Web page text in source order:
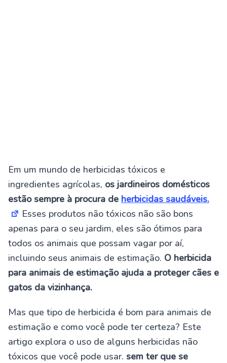
Em um mundo de herbicidas tóxicos e
ingredientes agrícolas, os jardineiros domésticos
estão sempre à procura de herbicidas saudáveis.
Esses produtos não tóxicos não são bons
apenas para o seu jardim, eles são ótimos para
todos os animais que possam vagar por aí,
incluindo seus animais de estimação. O herbicida
para animais de estimação ajuda a proteger cães e
gatos da vizinhança.
Mas que tipo de herbicida é bom para animais de
estimação e como você pode ter certeza? Este
artigo explora o uso de alguns herbicidas não
tóxicos que você pode usar. sem ter que se